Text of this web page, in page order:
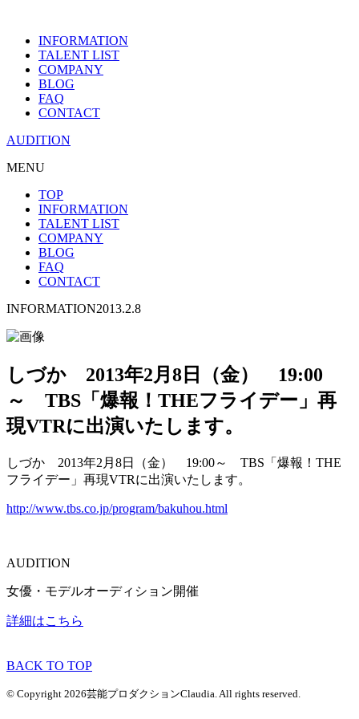
INFORMATION
TALENT LIST
COMPANY
BLOG
FAQ
CONTACT
AUDITION
MENU
TOP
INFORMATION
TALENT LIST
COMPANY
BLOG
FAQ
CONTACT
INFORMATION2013.2.8
しづか 2013年2月8日（金） 19:00
～ TBS「爆報！THEフライデー」再
現VTRに出演いたします。
しづか 2013年2月8日（金） 19:00～ TBS「爆報！THE
フライデー」再現VTRに出演いたします。
http://www.tbs.co.jp/program/bakuhou.html
AUDITION
女優・モデルオーディション開催
詳細はこちら
BACK TO TOP
© Copyright 2026芸能プロダクションClaudia. All rights reserved.